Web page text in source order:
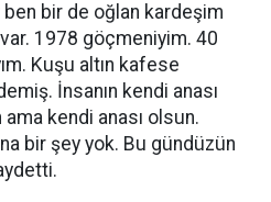
bir de oğlan kardeşim
1978 göçmeniyim. 40
Kuşu altın kafese
İnsanın kendi anası
kendi anası olsun.
bir şey yok. Bu gündüzün